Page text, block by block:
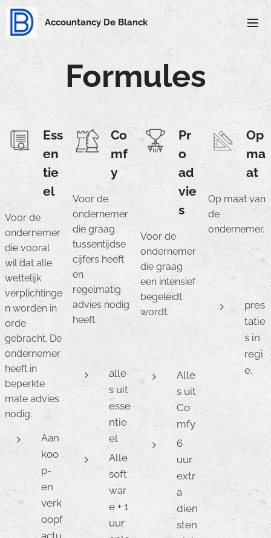
Accountancy De Blanck
Formules
Ess
en
tie
el
Voor de
ondernemer
die vooral
wil dat alle
wettelijk
verplichtinge
n worden in
orde
gebracht. De
ondernemer
heeft in
beperkte
mate advies
nodig.
Aan
koo
p-
en
verk
oopf
actu
Co
mf
y
Voor de
ondernemer
die graag
tussentijdse
cijfers heeft
en
regelmatig
advies nodig
heeft.
alle
s uit
esse
ntie
el
Alle
soft
war
e + 1
uur
Pr
o
ad
vie
s
Voor de
ondernemer
die graag
een intensief
begeleidt
wordt.
Alle
s uit
Co
mfy
6
uur
extr
a
dien
sten
Op
ma
at
Op maat van
de
ondernemer.
pres
tatie
s in
regi
e.